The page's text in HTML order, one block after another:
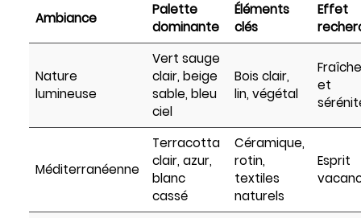
Ambiance
Palette
dominante
Éléments
clés
Effet
Nature
lumineuse
Vert sauge
clair, beige
sable, bleu
ciel
Bois clair,
lin, végétal
et
Méditerranéenne
Terracotta
clair, azur,
blanc
cassé
Céramique,
rotin,
textiles
naturels
Esprit